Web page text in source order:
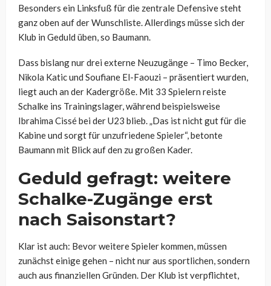
Besonders ein Linksfuß für die zentrale Defensive steht
ganz oben auf der Wunschliste. Allerdings müsse sich der
Klub in Geduld üben, so Baumann.
Dass bislang nur drei externe Neuzugänge – Timo Becker,
Nikola Katic und Soufiane El-Faouzi – präsentiert wurden,
liegt auch an der Kadergröße. Mit 33 Spielern reiste
Schalke ins Trainingslager, während beispielsweise
Ibrahima Cissé bei der U23 blieb. „Das ist nicht gut für die
Kabine und sorgt für unzufriedene Spieler“, betonte
Baumann mit Blick auf den zu großen Kader.
Geduld gefragt: weitere
Schalke-Zugänge erst
nach Saisonstart?
Klar ist auch: Bevor weitere Spieler kommen, müssen
zunächst einige gehen – nicht nur aus sportlichen, sondern
auch aus finanziellen Gründen. Der Klub ist verpflichtet,